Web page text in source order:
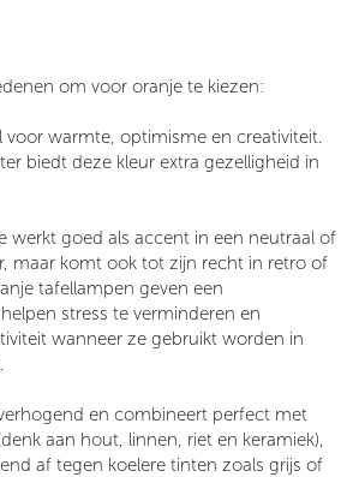
om voor oranje te kiezen:
voor warmte, optimisme en creativiteit.
biedt deze kleur extra gezelligheid in
werkt goed als accent in een neutraal of
maar komt ook tot zijn recht in retro of
tafellampen geven een
stress te verminderen en
wanneer ze gebruikt worden in
en combineert perfect met
aan hout, linnen, riet en keramiek),
af tegen koelere tinten zoals grijs of